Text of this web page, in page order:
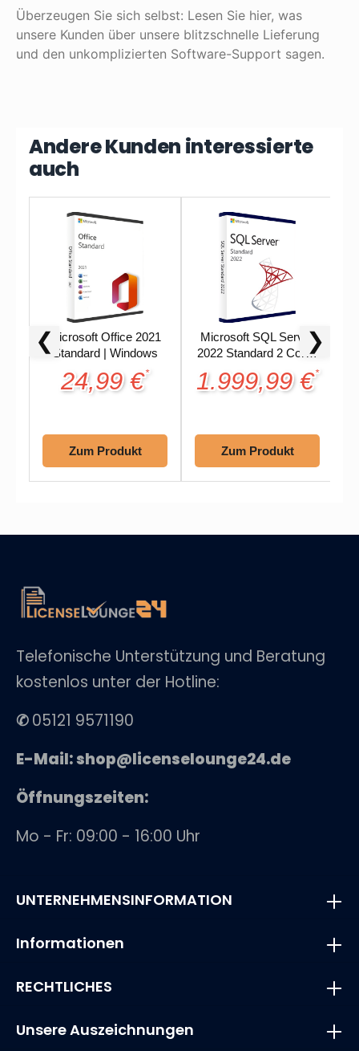
Überzeugen Sie sich selbst: Lesen Sie hier, was
unsere Kunden über unsere blitzschnelle Lieferung
und den unkomplizierten Software-Support sagen.
Andere Kunden interessierte
auch
❮Microsoft Office 2021
Standard | Windows
24,99 € *
Zum Produkt
Microsoft SQL Server
2022 Standard 2 Core |
1.999,99 €*
Zum Produkt
❯
Telefonische Unterstützung und Beratung
kostenlos unter der Hotline:
✆05121 9571190
E-Mail: shop@licenselounge24.de
Öffnungszeiten:
Mo - Fr: 09:00 - 16:00 Uhr
UNTERNEHMENSINFORMATION
Informationen
RECHTLICHES
Unsere Auszeichnungen